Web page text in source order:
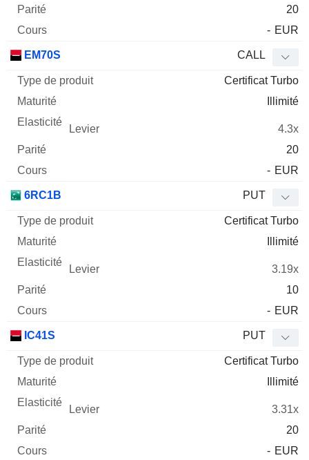
20
- EUR
EM70S CALL
Certificat Turbo
Illimité
4.3x
20
- EUR
6RC1B PUT
Certificat Turbo
Illimité
3.19x
10
- EUR
IC41S PUT
Certificat Turbo
Illimité
3.31x
20
- EUR